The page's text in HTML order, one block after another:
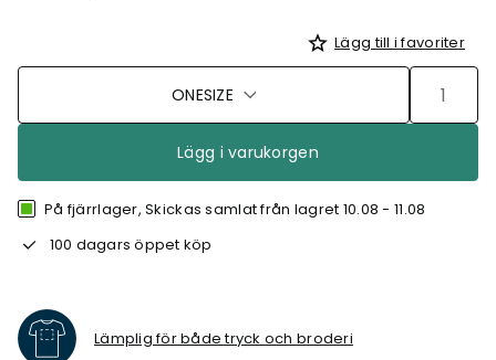
Lägg till i favoriter
ONESIZE
Lägg i varukorgen
På fjärrlager, Skickas samlat från lagret 10.08 - 11.08
100 dagars öppet köp
Lämplig för både tryck och broderi